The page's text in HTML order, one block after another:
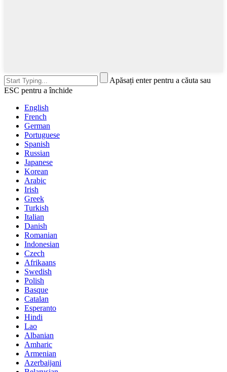
Apăsați enter pentru a căuta sau
ESC pentru a închide
English
French
German
Portuguese
Spanish
Russian
Japanese
Korean
Arabic
Irish
Greek
Turkish
Italian
Danish
Romanian
Indonesian
Czech
Afrikaans
Swedish
Polish
Basque
Catalan
Esperanto
Hindi
Lao
Albanian
Amharic
Armenian
Azerbaijani